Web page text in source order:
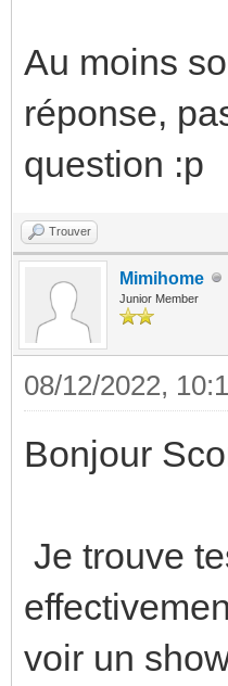
Au moins
réponse,
question :p
Trouver
Mimihome
Junior Member
08/12/2022,
Bonjour
Je trouve
voir un